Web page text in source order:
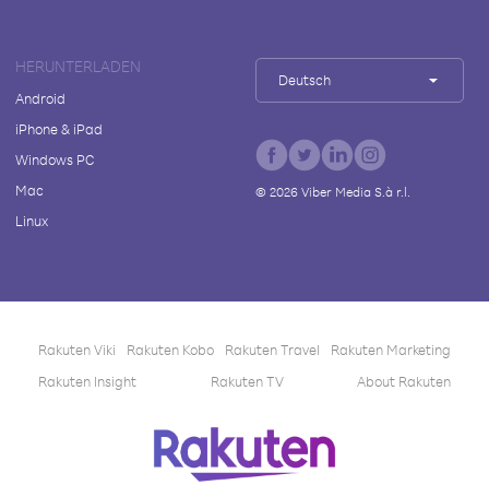
HERUNTERLADEN
Android
iPhone & iPad
Windows PC
Mac
Linux
Deutsch
© 2026Viber Media S.à r.l.
Rakuten Viki Rakuten Kobo Rakuten Travel
Rakuten Marketing
Rakuten Insight
Rakuten TV About Rakuten